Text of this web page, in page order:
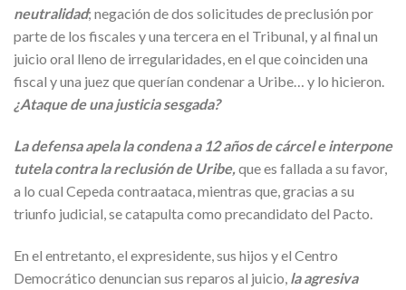
neutralidad; negación de dos solicitudes de preclusión por
parte de los fiscales y una tercera en el Tribunal, y al final un
juicio oral lleno de irregularidades, en el que coinciden una
fiscal y una juez que querían condenar a Uribe… y lo hicieron.
¿Ataque de una justicia sesgada?
La defensa apela la condena a 12 años de cárcel e interpone
tutela contra la reclusión de Uribe, que es fallada a su favor,
a lo cual Cepeda contraataca, mientras que, gracias a su
triunfo judicial, se catapulta como precandidato del Pacto.
En el entretanto, el expresidente, sus hijos y el Centro
Democrático denuncian sus reparos al juicio, la agresiva